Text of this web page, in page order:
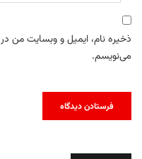
ذخیره نام، ایمیل و وبسایت من در
می‌نویسم.